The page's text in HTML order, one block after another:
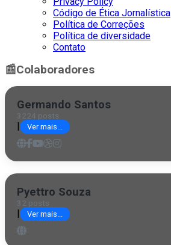
Código de Ética Jornalística
Política de Correções
Política de diversidade
Contato
📰Colaboradores
Germando Santos
3224 posts
| Ver mais...
Pyettro Souza
32 posts
| Ver mais...